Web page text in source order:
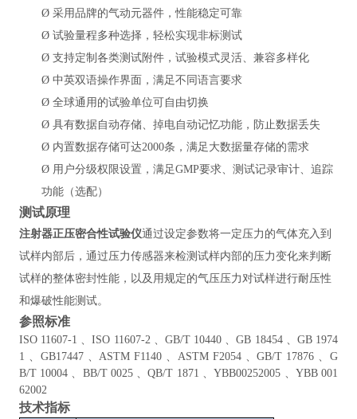
Ø 采用品牌的气动元器件，性能稳定可靠
Ø 试验量程多种选择，轻松实现非标测试
Ø 支持定制各类测试附件，试验模式灵活、兼容多样化
Ø 中英双语操作界面，满足不同语言要求
Ø 全球通用的试验单位可自由切换
Ø 具有数据自动存储、掉电自动记忆功能，防止数据丢失
Ø 内置数据存储可达2000条，满足大数据量存储的需求
Ø 用户分级权限设置，满足GMP要求、测试记录审计、追踪
功能（选配）
测试原理
注射器正压密合性试验仪通过设定参数将一定压力的气体充入到
试样内部后，通过压力传感器来检测试样内部的压力变化来判断
试样的整体密封性能，以及用规定的气压压力对试样进行耐压性
和爆破性能测试。
参照标准
ISO 11607-1 、ISO 11607-2 、GB/T 10440 、GB 18454 、GB 1974
1 、GB17447 、ASTM F1140 、ASTM F2054 、GB/T 17876 、G
B/T 10004 、BB/T 0025 、QB/T 1871 、YBB00252005 、YBB 001
62002
技术指标